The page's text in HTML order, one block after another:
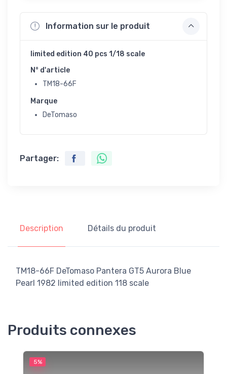
Information sur le produit
limited edition 40 pcs 1/18 scale
N° d'article
TM18-66F
Marque
DeTomaso
Partager:
Description Détails du produit
TM18-66F DeTomaso Pantera GT5 Aurora Blue
Pearl 1982 limited edition 118 scale
Produits connexes
5%